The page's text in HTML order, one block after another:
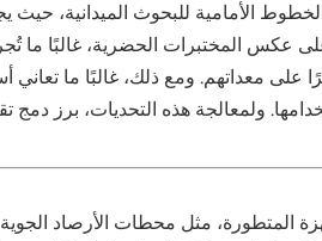
الخطوط الأمامية للبحوث الميدانية،
عكس المختبرات الحضرية،
على معداتهم. ومع ذلك، غالبًا ما
المتطورة، مثل محطات الأرصاد